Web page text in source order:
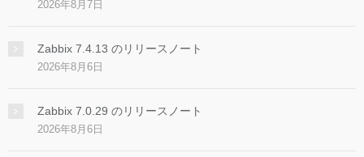
2026年8月7日
Zabbix 7.4.13 のリリースノート
2026年8月6日
Zabbix 7.0.29 のリリースノート
2026年8月6日